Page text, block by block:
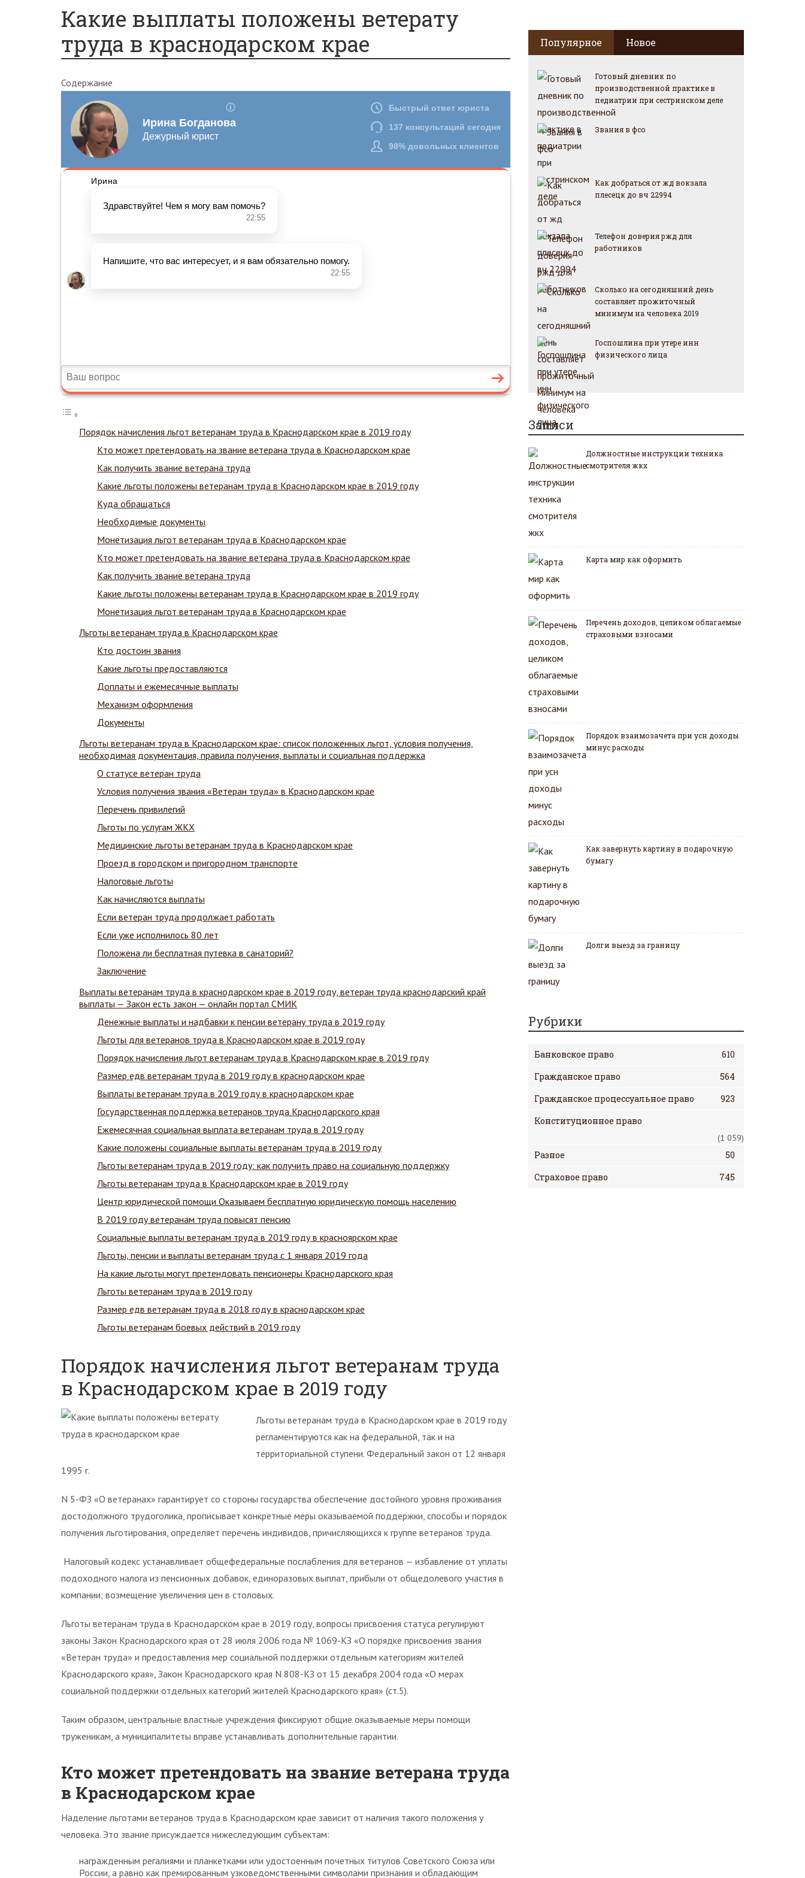
Какие выплаты положены ветерату
труда в краснодарском крае
Содержание
Порядок начисления льгот ветеранам труда в Краснодарском крае в 2019 году
Кто может претендовать на звание ветерана труда в Краснодарском крае
Как получить звание ветерана труда
Какие льготы положены ветеранам труда в Краснодарском крае в 2019 году
Куда обращаться
Необходимые документы
Монетизация льгот ветеранам труда в Краснодарском крае
Кто может претендовать на звание ветерана труда в Краснодарском крае
Как получить звание ветерана труда
Какие льготы положены ветеранам труда в Краснодарском крае в 2019 году
Монетизация льгот ветеранам труда в Краснодарском крае
Льготы ветеранам труда в Краснодарском крае
Кто достоин звания
Какие льготы предоставляются
Доплаты и ежемесячные выплаты
Механизм оформления
Документы
Льготы ветеранам труда в Краснодарском крае: список положенных льгот, условия получения,
необходимая документация, правила получения, выплаты и социальная поддержка
О статусе ветеран труда
Условия получения звания «Ветеран труда» в Краснодарском крае
Перечень привилегий
Льготы по услугам ЖКХ
Медицинские льготы ветеранам труда в Краснодарском крае
Проезд в городском и пригородном транспорте
Налоговые льготы
Как начисляются выплаты
Если ветеран труда продолжает работать
Если уже исполнилось 80 лет
Положена ли бесплатная путевка в санаторий?
Заключение
Выплаты ветеранам труда в краснодарском крае в 2019 году, ветеран труда краснодарский край
выплаты — Закон есть закон — онлайн портал СМИК
Денежные выплаты и надбавки к пенсии ветерану труда в 2019 году
Льготы для ветеранов труда в Краснодарском крае в 2019 году
Порядок начисления льгот ветеранам труда в Краснодарском крае в 2019 году
Размер едв ветеранам труда в 2019 году в краснодарском крае
Выплаты ветеранам труда в 2019 году в краснодарском крае
Государственная поддержка ветеранов труда Краснодарского края
Ежемесячная социальная выплата ветеранам труда в 2019 году
Какие положены социальные выплаты ветеранам труда в 2019 году
Льготы ветеранам труда в 2019 году: как получить право на социальную поддержку
Льготы ветеранам труда в Краснодарском крае в 2019 году
Центр юридической помощи Оказываем бесплатную юридическую помощь населению
В 2019 году ветеранам труда повысят пенсию
Социальные выплаты ветеранам труда в 2019 году в красноярском крае
Льготы, пенсии и выплаты ветеранам труда с 1 января 2019 года
На какие льготы могут претендовать пенсионеры Краснодарского края
Льготы ветеранам труда в 2019 году
Размер едв ветеранам труда в 2018 году в краснодарском крае
Льготы ветеранам боевых действий в 2019 году
Порядок начисления льгот ветеранам труда
в Краснодарском крае в 2019 году
Льготы ветеранам труда в Краснодарском крае в 2019 году
регламентируются как на федеральной, так и на
территориальной ступени. Федеральный закон от 12 января
1995 г.
N 5-ФЗ «О ветеранах» гарантирует со стороны государства обеспечение достойного уровня проживания
достодолжного трудоголика, прописывает конкретные меры оказываемой поддержки, способы и порядок
получения льготирования, определяет перечень индивидов, причисляющихся к группе ветеранов труда.
Налоговый кодекс устанавливает общефедеральные послабления для ветеранов — избавление от уплаты
подоходного налога из пенсионных добавок, единоразовых выплат, прибыли от общедолевого участия в
компании; возмещение увеличения цен в столовых.
Льготы ветеранам труда в Краснодарском крае в 2019 году, вопросы присвоения статуса регулируют
законы Закон Краснодарского края от 28 июля 2006 года № 1069-КЗ «О порядке присвоения звания
«Ветеран труда» и предоставления мер социальной поддержки отдельным категориям жителей
Краснодарского края», Закон Краснодарского края N 808-КЗ от 15 декабря 2004 года «О мерах
социальной поддержки отдельных категорий жителей Краснодарского края» (ст.5).
Таким образом, центральные властные учреждения фиксируют общие оказываемые меры помощи
труженикам, а муниципалитеты вправе устанавливать дополнительные гарантии.
Кто может претендовать на звание ветерана труда
в Краснодарском крае
Наделение льготами ветеранов труда в Краснодарском крае зависит от наличия такого положения у
человека. Это звание присуждается нижеследующим субъектам:
награжденным регалиями и планкетками или удостоенным почетных титулов Советского Союза или
России, а равно как премированным узковедомственными символами признания и обладающим
Популярное Новое
Готовый дневник по
производственной практике в
педиатрии при сестринском деле
Звания в фсо
Как добраться от жд вокзала
плесецк до вч 22994
Телефон доверия ржд для
работников
Сколько на сегодняшний день
составляет прожиточный
минимум на человека 2019
Госпошлина при утере инн
физического лица
Записи
Должностные инструкции техника
смотрителя жкх
Карта мир как оформить
Перечень доходов, целиком облагаемые
страховыми взносами
Порядок взаимозачета при усн доходы
минус расходы
Как завернуть картину в подарочную
бумагу
Долги выезд за границу
Рубрики
Банковское право
610
Гражданское право
564
Гражданское процессуальное право
923
Конституционное право
(1 059)
Разное
50
Страховое право
745